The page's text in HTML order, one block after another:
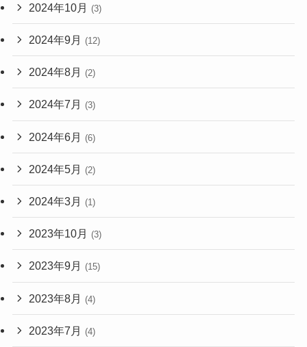
2024年10月 (3)
2024年9月 (12)
2024年8月 (2)
2024年7月 (3)
2024年6月 (6)
2024年5月 (2)
2024年3月 (1)
2023年10月 (3)
2023年9月 (15)
2023年8月 (4)
2023年7月 (4)